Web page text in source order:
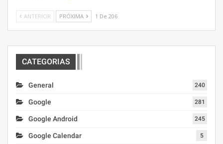
ANTERIOR PRÓXIMA 1 De 206
CATEGORIAS
General 240
Google 281
Google Android 245
Google Calendar 5